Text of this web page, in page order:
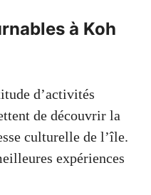
à Koh
d’activités
de découvrir la
culturelle de l’île.
expériences